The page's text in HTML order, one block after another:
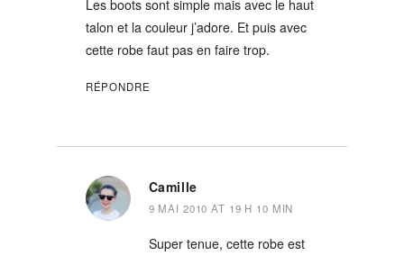
Les boots sont simple mais avec le haut
talon et la couleur j’adore. Et puis avec
cette robe faut pas en faire trop.
RÉPONDRE
Camille
9 MAI 2010 AT 19 H 10 MIN
Super tenue, cette robe est